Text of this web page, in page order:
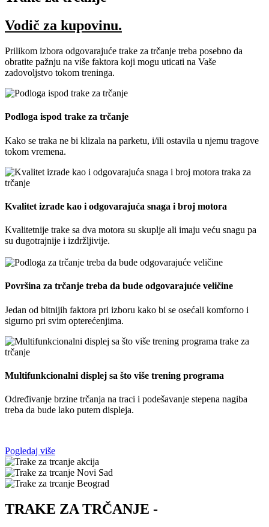
Vodič za kupovinu.
Prilikom izbora odgovarajuće trake za trčanje treba posebno da
obratite pažnju na više faktora koji mogu uticati na Vaše
zadovoljstvo tokom treninga.
Podloga ispod trake za trčanje
Kako se traka ne bi klizala na parketu, i/ili ostavila u njemu tragove
tokom vremena.
Kvalitet izrade kao i odgovarajuća snaga i broj motora
Kvalitetnije trake sa dva motora su skuplje ali imaju veću snagu pa
su dugotrajnije i izdržljivije.
Površina za trčanje treba da bude odgovarajuće veličine
Jedan od bitnijih faktora pri izboru kako bi se osećali komforno i
sigurno pri svim opterećenjima.
Multifunkcionalni displej sa što više trening programa
Određivanje brzine trčanja na traci i podešavanje stepena nagiba
treba da bude lako putem displeja.
Pogledaj više
TRAKE ZA TRČANJE -